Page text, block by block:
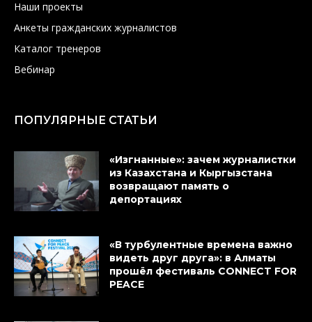
Наши проекты
Анкеты гражданских журналистов
Каталог тренеров
Вебинар
ПОПУЛЯРНЫЕ СТАТЬИ
«Изгнанные»: зачем журналистки
из Казахстана и Кыргызстана
возвращают память о
депортациях
«В турбулентные времена важно
видеть друг друга»: в Алматы
прошёл фестиваль CONNECT FOR
PEACE